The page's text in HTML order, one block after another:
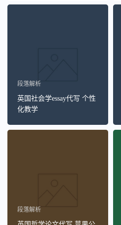
段落解析
英国社会学essay代写 个性
化教学
段落解析